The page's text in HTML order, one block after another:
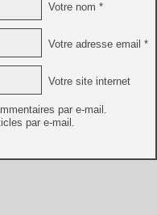
Votre nom *
Votre adresse email *
Votre site internet
par e-mail.
par e-mail.